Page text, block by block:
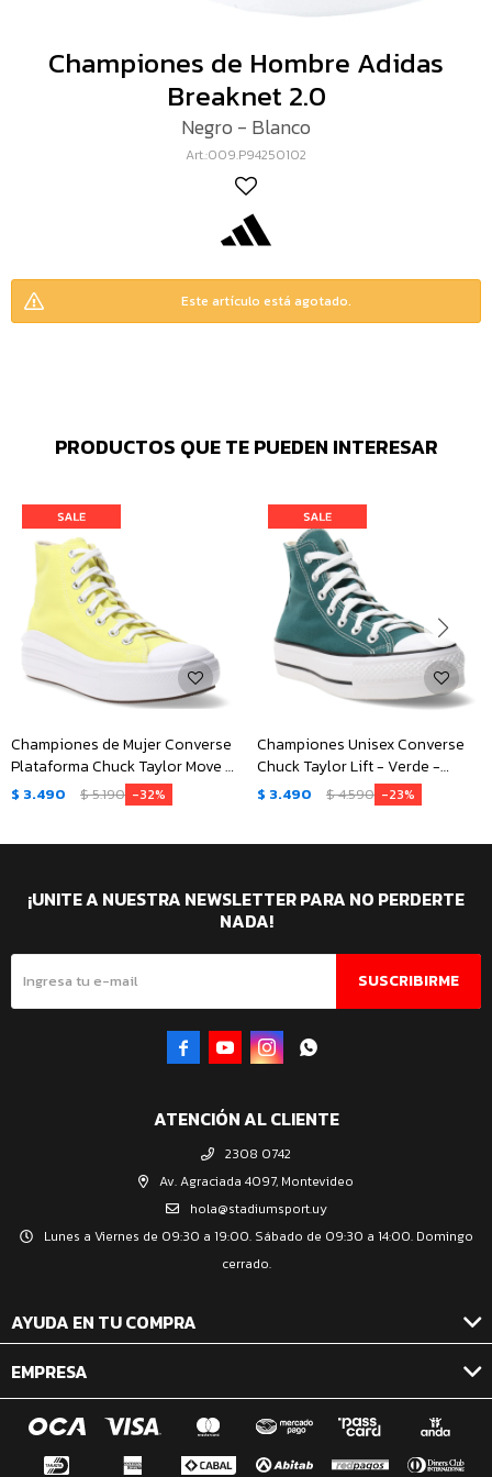
Championes de Hombre Adidas
Breaknet 2.0
Negro - Blanco
009.P94250102
Este artículo está agotado.
PRODUCTOS QUE TE PUEDEN INTERESAR
Championes de Mujer Converse
Plataforma Chuck Taylor Move -
Amarillo
$ 3.490 $5.190 32
Championes Unisex Converse
Chuck Taylor Lift - Verde -
Negro - Blanco
$ 3.490 $4.590 23
ATENCIÓN AL CLIENTE
2308 0742
Av. Agraciada 4097, Montevideo
hola@stadiumsport.uy
Lunes a Viernes de 09:30 a 19:00. Sábado de 09:30 a 14:00. Domingo
cerrado.
AYUDA EN TU COMPRA
EMPRESA
¡UNITE A NUESTRA NEWSLETTER PARA NO PERDERTE
NADA!
SUSCRIBIRME
   